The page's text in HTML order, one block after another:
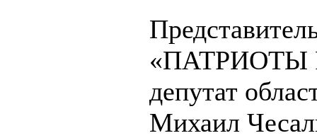
«ПАТРИОТЫ
депутат
Михаил